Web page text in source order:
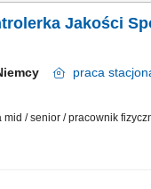
Jakości
praca
/ senior / pracownik